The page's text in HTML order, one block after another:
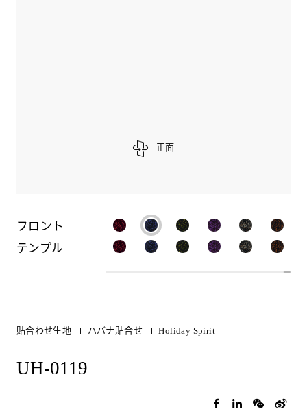
正面
フロント
テンプル
貼合わせ生地 ハバナ貼合せ Holiday Spirit
UH-0119